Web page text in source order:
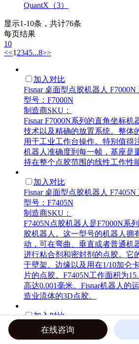
QuantX（3）
显示1-10条，共计76条
每页结果
10
<<1 2345...8>>
加入对比
Fisnar 桌面型点胶机器人 F7000N
型号：F7000N
制造商SKU：
Fisnar F7000N系列的直角坐标机
技术以及精确的放置系统。整体
用于工业工作台操作。特别值得
机器人准确度到每一帧，基座是
持在整个点胶范围的线性工作性
加入对比
Fisnar 桌面型点胶机器人 F7405N
型号：F7405N
制造商SKU：
F7405N点胶机器人是F7000N系
胶机器人。这一型号的机器人拥
动，可在弯曲、垂直或者普通机
进行粘合剂和密封剂的点胶。它
于壁架、边缘以及用在1/10加仑
片的点胶。F7405N工作面积为
高达0.001毫米。Fisnar机器人的
造业流体的3D点胶。
加入对比
Fisnar F4000N.1 系列 台面型工
型号：F4000N.1
在线咨询